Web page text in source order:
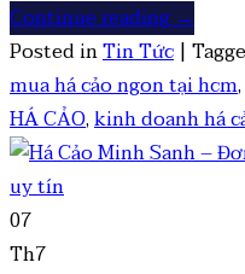
Continue reading→
Posted inTin Tức |
mua há cảo ngon tại hcm,
HÁ CẢO,kinh doanh há
07
Th7